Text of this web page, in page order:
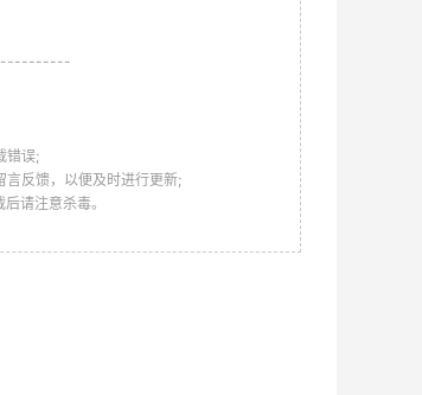
错误;
反馈，以便及时进行更新;
请注意杀毒。